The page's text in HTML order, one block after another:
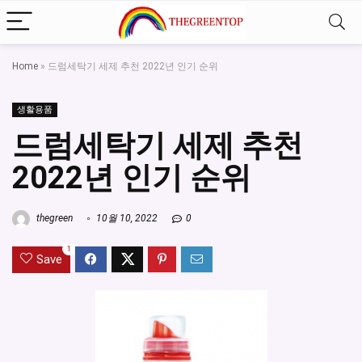
Home » 드럼세탁기 세제 추천 2022년 인기 순위
생활용품
드럼세탁기 세제 추천
2022년 인기 순위
thegreen 10월 10, 2022 0
Save
1